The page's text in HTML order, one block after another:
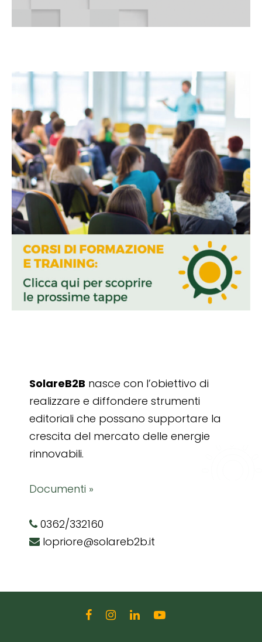
SolareB2B nasce con l’obiettivo di
realizzare e diffondere strumenti
editoriali che possano supportare la
crescita del mercato delle energie
rinnovabili.
Documenti »
0362/332160
lopriore@solareb2b.it